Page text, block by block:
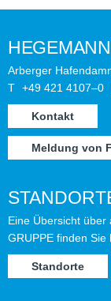
Arber­ger
T +49 421 4107–0
Kon­takt
Mel­dung von
Eine Über­sicht über
GRUPPE fin­den Sie
Stand­orte